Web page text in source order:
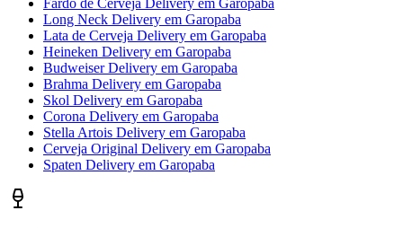
Long Neck Delivery em Garopaba
Lata de Cerveja Delivery em Garopaba
Heineken Delivery em Garopaba
Budweiser Delivery em Garopaba
Brahma Delivery em Garopaba
Skol Delivery em Garopaba
Corona Delivery em Garopaba
Stella Artois Delivery em Garopaba
Cerveja Original Delivery em Garopaba
Spaten Delivery em Garopaba